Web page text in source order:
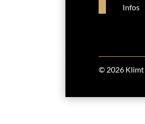
Infos
© 2026 Klimt